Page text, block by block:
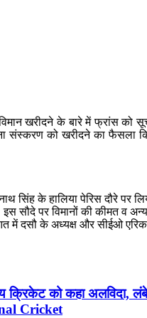
खरीदने के बारे में फ्रांस को
संस्करण को खरीदने का फैसला
सिंह के हालिया पेरिस दौरे
सौदे पर विमानों की कीमत व
के अध्यक्ष और सीईओ एरिक
क्रिकेट को कहा
Cricket